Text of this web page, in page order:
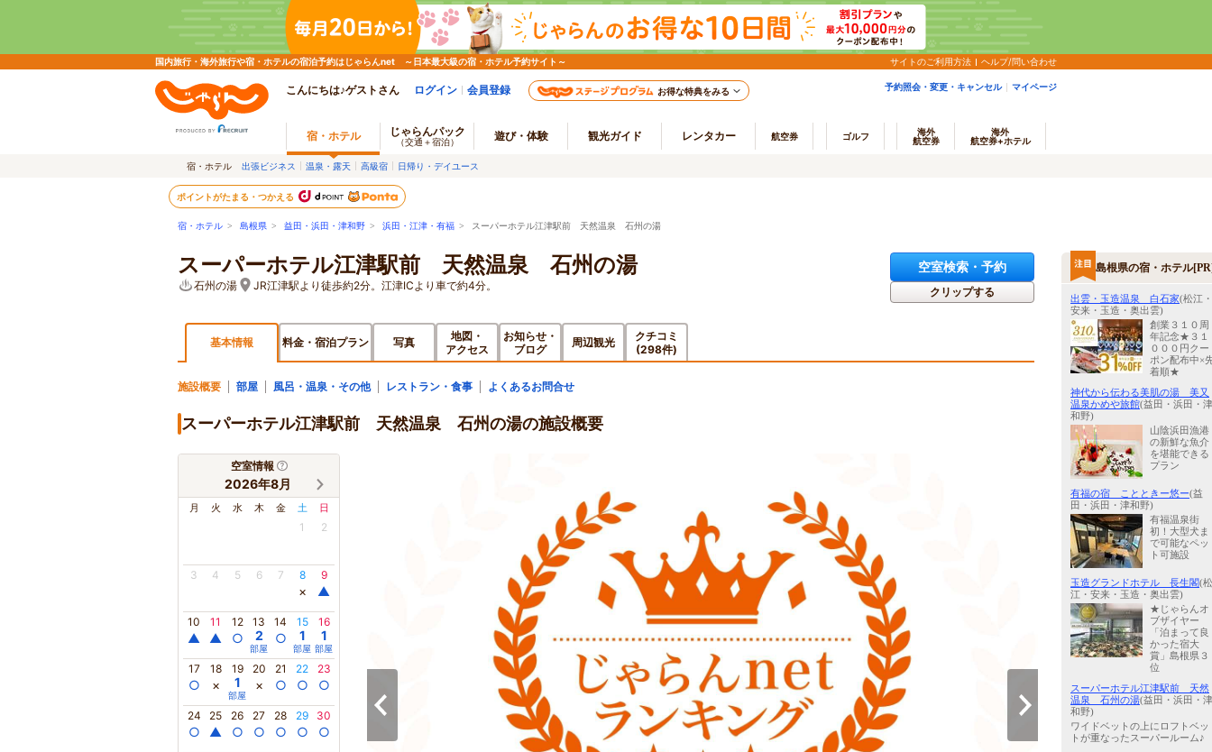
国内旅行・海外旅行や宿・ホテルの宿泊予約はじゃらんnet ～日本最大級の宿・ホテル予約サイト～ サイトのご利用方法 ヘルプ/問い合わせ
こんにちは♪ゲストさん ログイン 会員登録 お得な特典をみる 予約照会・変更・キャンセル マイページ
宿・ホテル じゃらんパック
（交通＋宿泊） 遊び・体験 観光ガイド レンタカー 航空券 ゴルフ
海外
航空券
海外
航空券+ホテル
宿・ホテル 出張ビジネス 温泉・露天 高級宿 日帰り・デイユース
ポイントがたまる・つかえる
宿・ホテル > 島根県 > 益田・浜田・津和野 > 浜田・江津・有福 > スーパーホテル江津駅前 天然温泉 石州の湯
スーパーホテル江津駅前 天然温泉 石州の湯
石州の湯 JR江津駅より徒歩約2分。江津ICより車で約4分。
空室検索・予約
クリップする
基本情報 料金・宿泊プラン 写真
地図・
アクセス
お知らせ・
ブログ
周辺観光
クチコミ
(298件)
施設概要 部屋 風呂・温泉・その他 レストラン・食事 よくあるお問合せ
スーパーホテル江津駅前 天然温泉 石州の湯の施設概要
空室情報
2026年8月
月 火 水 木 金 土 日
1 2
3 4 5 6 7 8
×
9
▲
10
▲
11
▲
12
○
13
2
部屋
14
○
15
1
部屋
16
1
部屋
17
○
18
×
19
1
部屋
20
×
21
○
22
○
23
○
24
○
25
▲
26
○
27
○
28
○
29
○
30
○
島根県の宿・ホテル
出雲・玉造温泉 白石家(松江・
安来・玉造・奥出雲)
創業３１０周
年記念★３１
０００円クー
ポン配布中×
着順★
神代から伝わる美肌の湯 美又
温泉かめや旅館(益田・浜田・津
和野)
山陰浜田漁港
の新鮮な魚介
を堪能できる
プラン
有福の宿 ことときー悠ー(益
田・浜田・津和野)
有福温泉街
初！大型犬ま
で可能なペッ
ト可施設
玉造グランドホテル 長生閣(松
江・安来・玉造・奥出雲)
★じゃらんオ
ブザイヤー
「泊まって良
かった宿大
賞」島根県３
位
スーパーホテル江津駅前 天然
温泉 石州の湯(益田・浜田・津
和野)
ワイドベットの上にロフトベッ
トが重なったスーパールーム♪